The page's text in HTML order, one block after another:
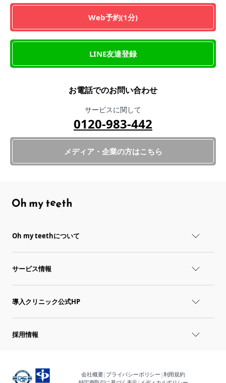
Web予約(1分)
LINE友達登録
お電話でのお問い合わせ
サービスに関して
0120-983-442
メディア・企業の方はこちら
Oh my teethについて
サービス情報
導入クリニック公式HP
採用情報
会社概要| プライバシーポリシー |利用規約